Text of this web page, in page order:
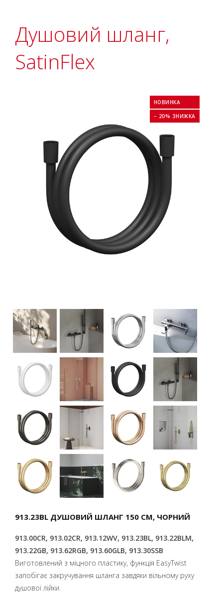
Душовий шланг,
SatinFlex
НОВИНКА
− 20% ЗНИЖКА
913.23BL ДУШОВИЙ ШЛАНГ 150 СМ, ЧОРНИЙ
913.00CR, 913.02CR, 913.12WV, 913.23BL, 913.22BLM,
913.22GB, 913.62RGB, 913.60GLB, 913.30SSB
Виготовлений з міцного пластику, функція EasyTwist
запобігає закручування шланга завдяки вільному руху
душової лійки.